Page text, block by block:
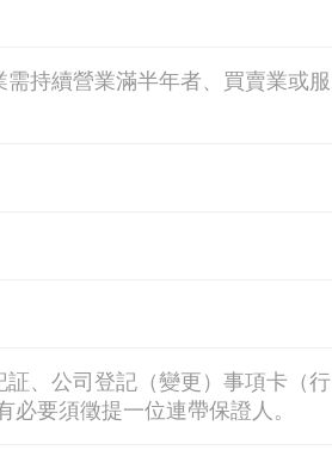
持續營業滿半年者、買賣業或服
、公司登記（變更）事項卡（行
必要須徵提一位連帶保證人。